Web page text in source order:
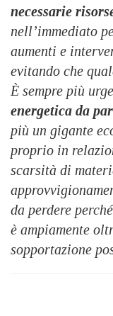
necessarie
nell’immediato
aumenti e
evitando che
È sempre più
energetica da
più un gigante
proprio in
scarsità di
da perdere
è ampiamente
sopportazione